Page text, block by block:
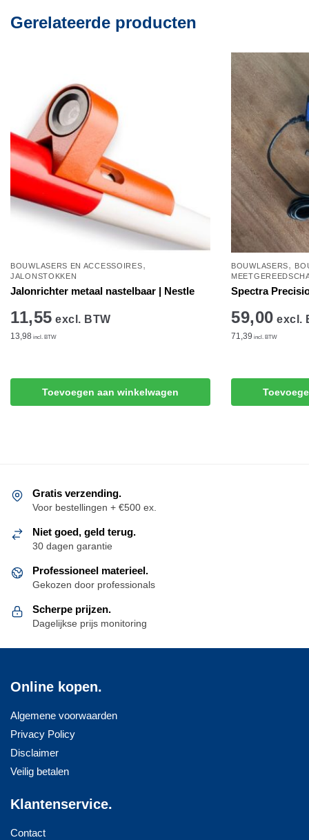
Gerelateerde producten
BOUWLASERS EN ACCESSOIRES,
JALONSTOKKEN
Jalonrichter metaal nastelbaar | Nestle
11,55 excl. BTW
13,98 incl. BTW
Toevoegen aan winkelwagen
BOUWLASERS,
Spectra
59,00 excl.
71,39 incl. BTW
Gratis verzending.
Voor bestellingen + €500 ex.
Niet goed, geld terug.
30 dagen garantie
Professioneel materieel.
Gekozen door professionals
Scherpe prijzen.
Dagelijkse prijs monitoring
Online kopen.
Algemene voorwaarden
Privacy Policy
Disclaimer
Veilig betalen
Klantenservice.
Contact